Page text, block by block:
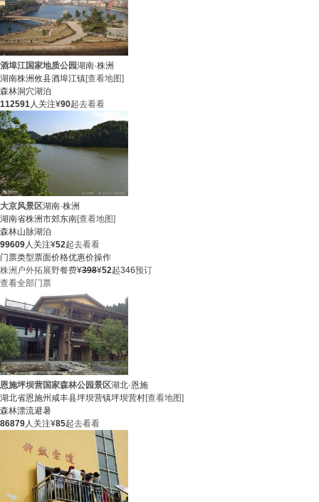
酒埠江国家地质公园湖南·株洲
湖南株洲攸县酒埠江镇[查看地图]
森林洞穴湖泊
112591人关注¥90起去看看
大京风景区湖南·株洲
湖南省株洲市郊东南[查看地图]
森林山脉湖泊
99609人关注¥52起去看看
门票类型票面价格优惠价操作
株洲户外拓展野餐费¥398¥52起346预订
查看全部门票
恩施坪坝营国家森林公园景区湖北·恩施
湖北省恩施州咸丰县坪坝营镇坪坝营村[查看地图]
森林漂流避暑
86879人关注¥85起去看看